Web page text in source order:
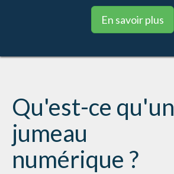
En savoir plus
Qu'est-ce qu'un
jumeau
numérique ?